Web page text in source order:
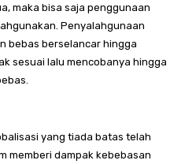
maka bisa saja penggunaan
Penyalahgunaan
bebas berselancar hingga
sesuai lalu mencobanya hingga
yang tiada batas telah
memberi dampak kebebasan